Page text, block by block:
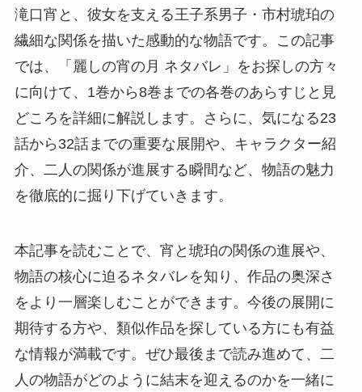
滝口宵と、彼女を支える王子系男子・市村琥珀の
繊細な関係を描いた感動的な物語です。この記事
では、「麗しの宵の月 ネタバレ」をお探しの方々
に向けて、1巻から8巻までの各巻のあらすじと見
どころを詳細に解説します。さらに、気になる23
話から32話までの重要な展開や、キャラクター紹
介、二人の関係が進展する瞬間など、物語の魅力
を徹底的に掘り下げていきます。
本記事を読むことで、宵と琥珀の関係の進展や、
物語の核心に迫るネタバレを知り、作品の奥深さ
をより一層楽しむことができます。今後の展開に
期待する方や、類似作品を探している方にも有益
な情報が満載です。ぜひ最後まで読み進めて、二
人の物語がどのように結末を迎えるのかを一緒に